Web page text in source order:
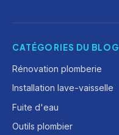
CATÉGORIES DU BLOG
Rénovation plomberie
Installation lave-vaisselle
Fuite d'eau
Outils plombier